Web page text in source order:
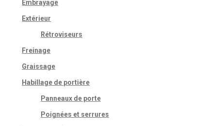
Embrayage
Extérieur
Rétroviseurs
Freinage
Graissage
Habillage de portière
Panneaux de porte
Poignées et serrures